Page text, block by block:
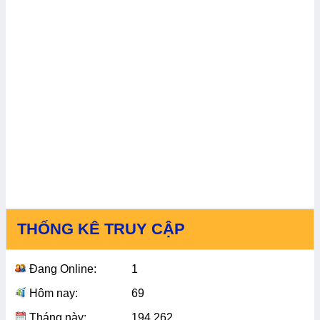
THỐNG KÊ TRUY CẬP
Đang Online:
1
Hôm nay:
69